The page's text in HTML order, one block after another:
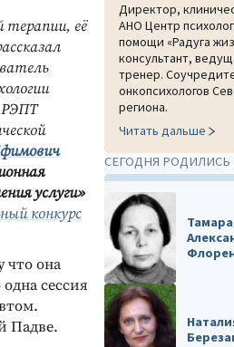
терапии, её
РЭПТ
услуги»
конкурс
что она
сессия
Падве.
Директор,
АНО Центр
помощи «Радуга
консультант,
тренер.
онкопсихологов
региона.
Читать дальше
СЕГОДНЯ РОДИЛИСЬ
Тамара